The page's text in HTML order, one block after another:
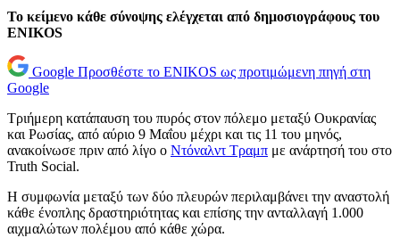
Το κείμενο κάθε σύνοψης ελέγχεται από δημοσιογράφους του
ENIKOS
Google Προσθέστε το ENIKOS ως προτιμώμενη πηγή στη
Google
Τριήμερη κατάπαυση του πυρός στον πόλεμο μεταξύ Ουκρανίας
και Ρωσίας, από αύριο 9 Μαΐου μέχρι και τις 11 του μηνός,
ανακοίνωσε πριν από λίγο ο Ντόναλντ Τραμπ με ανάρτησή του στο
Truth Social.
Η συμφωνία μεταξύ των δύο πλευρών περιλαμβάνει την αναστολή
κάθε ένοπλης δραστηριότητας και επίσης την ανταλλαγή 1.000
αιχμαλώτων πολέμου από κάθε χώρα.